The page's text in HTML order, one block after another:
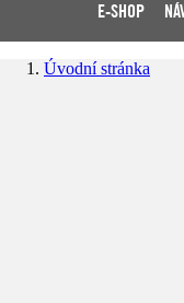
E-SHOP
Úvodní stránka